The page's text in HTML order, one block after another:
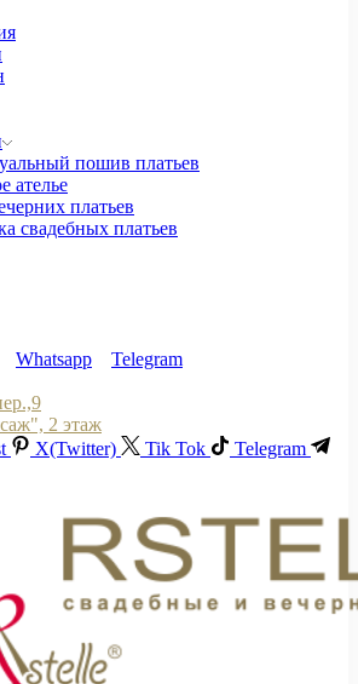
пошив платьев
ателье
платьев
свадебных платьев
Whatsapp Telegram
2 этаж
X(Twitter) Tik Tok
Telegram